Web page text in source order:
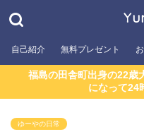
自己紹介 無料プレゼント
福島の田舎町出身の22歳
になって24
ゆーやの日常